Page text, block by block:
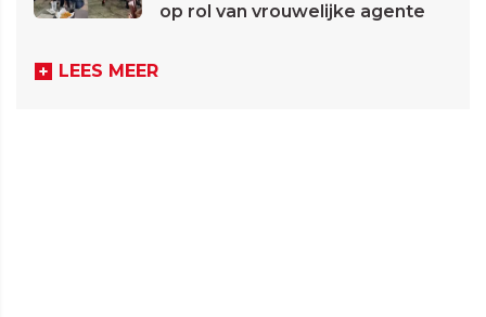
op rol van vrouwelijke agente
LEES MEER